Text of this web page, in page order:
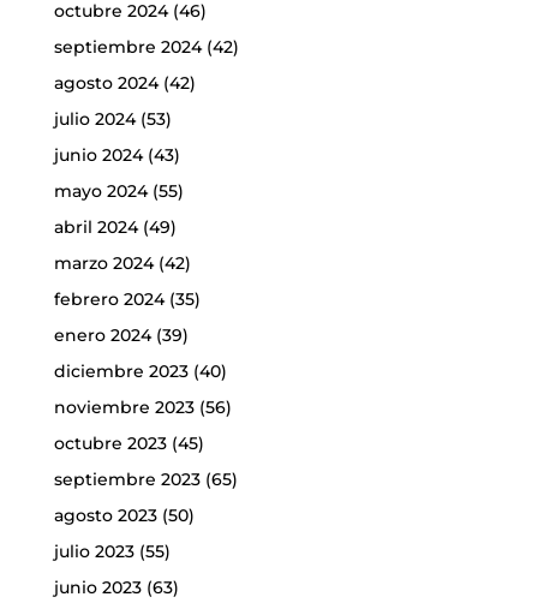
octubre 2024(46)
septiembre 2024(42)
agosto 2024(42)
julio 2024(53)
junio 2024(43)
mayo 2024(55)
abril 2024(49)
marzo 2024(42)
febrero 2024(35)
enero 2024(39)
diciembre 2023(40)
noviembre 2023(56)
octubre 2023(45)
septiembre 2023(65)
agosto 2023(50)
julio 2023(55)
junio 2023(63)